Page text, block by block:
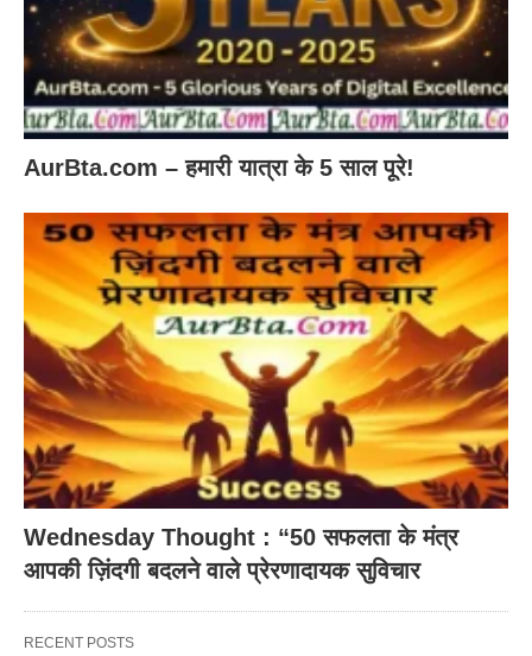
AurBta.com – हमारी यात्रा के 5 साल पूरे!
Wednesday Thought : “50 सफलता के मंत्र
आपकी ज़िंदगी बदलने वाले प्रेरणादायक सुविचार
RECENT POSTS